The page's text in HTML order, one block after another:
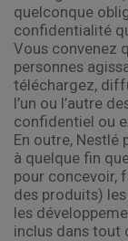
quelconque
confidentialité
Vous convenez
personnes
téléchargez,
l’un ou l’autre
confidentiel ou
En outre,
à quelque fin
pour concevoir,
des produits)
les
inclus dans tout